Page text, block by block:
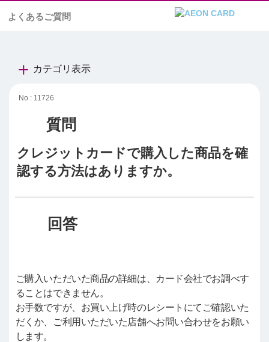
よくあるご質問
カテゴリ表示
No : 11726
クレジットカードで購入した商品を確
認する方法はありますか。
ご購入いただいた商品の詳細は、カード会社でお調べす
ることはできません。
お手数ですが、お買い上げ時のレシートにてご確認いた
だくか、ご利用いただいた店舗へお問い合わせをお願い
します。